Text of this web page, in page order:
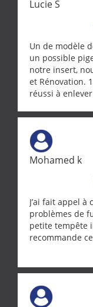
Lucie S
Un de modèle
un possible
notre insert,
et Rénovation.
réussi à
tourterelle et
l’oiseau
puisse
ramonage de
grande
nombreux
entrepreneur
Encore un
Mohamed k
J’ai fait appel
problèmes de
petite tempête
recommande